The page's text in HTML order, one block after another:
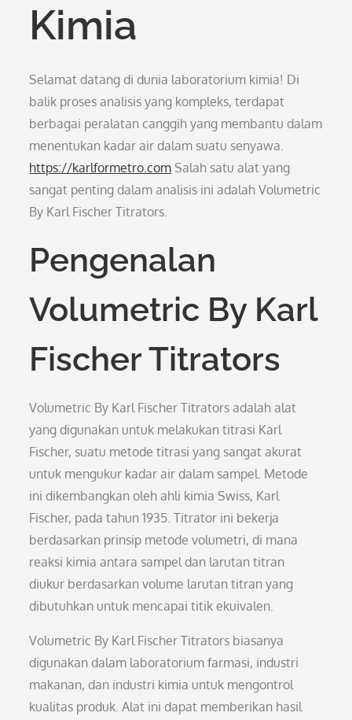
Kimia
Selamat datang di dunia laboratorium kimia! Di
balik proses analisis yang kompleks, terdapat
berbagai peralatan canggih yang membantu dalam
menentukan kadar air dalam suatu senyawa.
https://karlformetro.com Salah satu alat yang
sangat penting dalam analisis ini adalah Volumetric
By Karl Fischer Titrators.
Pengenalan
Volumetric By Karl
Fischer Titrators
Volumetric By Karl Fischer Titrators adalah alat
yang digunakan untuk melakukan titrasi Karl
Fischer, suatu metode titrasi yang sangat akurat
untuk mengukur kadar air dalam sampel. Metode
ini dikembangkan oleh ahli kimia Swiss, Karl
Fischer, pada tahun 1935. Titrator ini bekerja
berdasarkan prinsip metode volumetri, di mana
reaksi kimia antara sampel dan larutan titran
diukur berdasarkan volume larutan titran yang
dibutuhkan untuk mencapai titik ekuivalen.
Volumetric By Karl Fischer Titrators biasanya
digunakan dalam laboratorium farmasi, industri
makanan, dan industri kimia untuk mengontrol
kualitas produk. Alat ini dapat memberikan hasil